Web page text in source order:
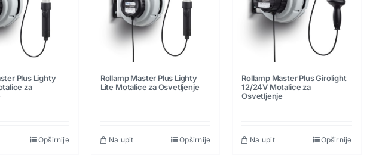
Plus Lighty
za
Opširnije
Rollamp Master Plus Lighty
Lite Motalice za Osvetljenje
Na upit Opširnije
Rollamp Master Plus Girolight
12/24V Motalice za
Osvetljenje
Na upit Opširnije